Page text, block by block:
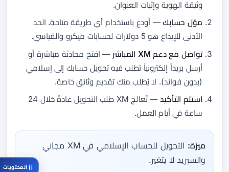
وثيقة الهوية وإثبات العنوان.
موّل حسابك— أودع باستخدام أي طريقة متاحة. الحد
الأدنى للإيداع هو 5 دولارات لحسابات ميكرو والقياسي.
تواصل مع دعم XM المباشر
— افتح محادثة مباشرة أو
أرسل بريداً إلكترونياً تطلب فيه تحويل حسابك إلى إسلامي
(بدون فوائد). لا يُطلب منك تقديم وثائق خاصة.
استلم التأكيد
— تُعالج XM طلب التحويل عادةً خلال 24
ساعة في أيام العمل.
ميزة:
التحويل للحساب الإسلامي في XM مجاني
والسبريد لا يتغير.
المحتويات